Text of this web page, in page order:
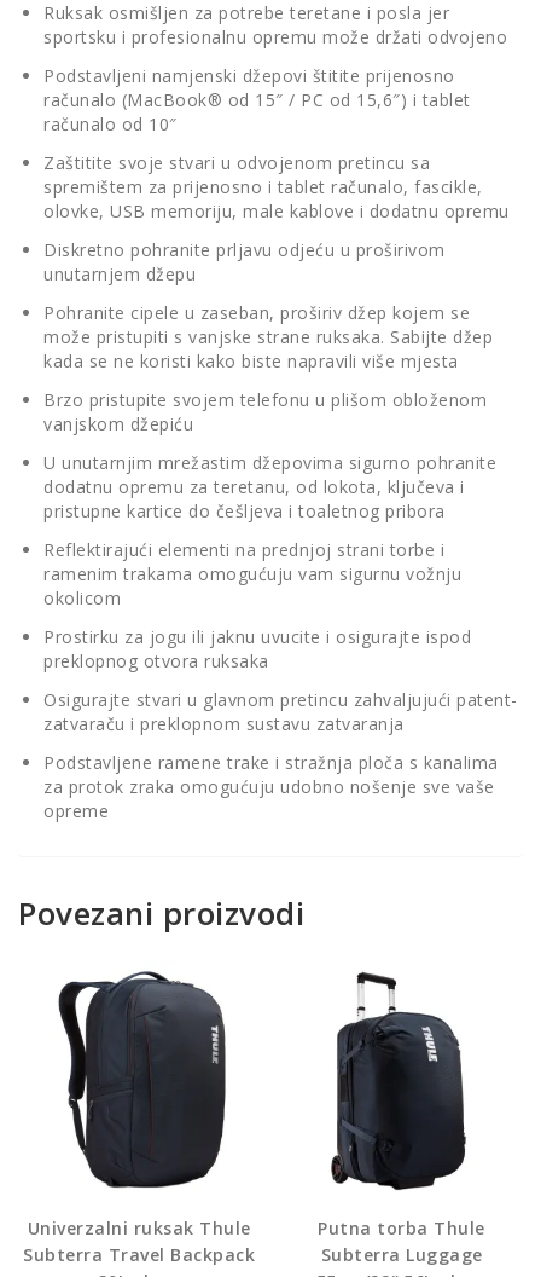
Ruksak osmišljen za potrebe teretane i posla jer
sportsku i profesionalnu opremu može držati odvojeno
Podstavljeni namjenski džepovi štitite prijenosno
računalo (MacBook® od 15″ / PC od 15,6″) i tablet
računalo od 10″
Zaštitite svoje stvari u odvojenom pretincu sa
spremištem za prijenosno i tablet računalo, fascikle,
olovke, USB memoriju, male kablove i dodatnu opremu
Diskretno pohranite prljavu odjeću u proširivom
unutarnjem džepu
Pohranite cipele u zaseban, proširiv džep kojem se
može pristupiti s vanjske strane ruksaka. Sabijte džep
kada se ne koristi kako biste napravili više mjesta
Brzo pristupite svojem telefonu u plišom obloženom
vanjskom džepiću
U unutarnjim mrežastim džepovima sigurno pohranite
dodatnu opremu za teretanu, od lokota, ključeva i
pristupne kartice do češljeva i toaletnog pribora
Reflektirajući elementi na prednjoj strani torbe i
ramenim trakama omogućuju vam sigurnu vožnju
okolicom
Prostirku za jogu ili jaknu uvucite i osigurajte ispod
preklopnog otvora ruksaka
Osigurajte stvari u glavnom pretincu zahvaljujući patent-
zatvaraču i preklopnom sustavu zatvaranja
Podstavljene ramene trake i stražnja ploča s kanalima
za protok zraka omogućuju udobno nošenje sve vaše
opreme
Povezani proizvodi
Univerzalni ruksak Thule
Subterra Travel Backpack
Putna torba Thule
Subterra Luggage